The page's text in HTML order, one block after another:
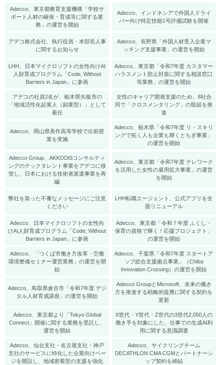
Adecco、東京都教育支援機構「学校サ
ポート人材の確保・育成等に関する業
務」の運営を開始
Adecco、インドネシアで外国人ドライ
バー向け特定技能1号評価試験を開催
アデコ株式会社、執行役員・本部長人事
に関するお知らせ
Adecco、長野県「外国人材受入企業マ
ッチング支援事業」の運営を開始
LHH、日本マイクロソフトの女性向けAI
人財育成プログラム「Code; Without
Barriers in Japan」に参画
Adecco、東京都「令和7年度 カスタマー
ハラスメント防止対策に関する相談窓口
等業務」の運営を開始
アデコの社員2名が、栃木県矢板市の
「地域活性化起業人（副業型）」として
着任
女性のキャリア開発支援のため、8社合
同で「クロスメンタリング」の取組を推
進
Adecco、岡山県美作高等学校で出前授
業を実施
Adecco、栃木県「令和7年度 リ・スキリ
ングで拓く人も企業も輝くとちぎ事業」
の運営を開始
Adecco Group、AKKODiSコンサルティ
ングのテックタレント事業をアデコに移
管し、日本における技術者派遣事業を再
編
Adecco、東京都「令和7年度 テレワーク
を活用した女性の雇用拡大事業」の運営
を開始
弊社を装った不審なメッセージにご注意
ください
LHH転職エージェント、公式アプリを全
面リニューアル
Adecco、日本マイクロソフトの女性向
けAI人財育成プログラム「Code; Without
Barriers in Japan」に参画
Adecco、東京都「令和７年度 ふくし・
保育の資格で輝く！応援プロジェクト」
の運営を開始
Adecco、「つくば市働き方改革・労働
環境整備セミナー運営業務」の運営を開
始
Adecco、千葉県「令和7年度 スタートア
ップ総合支援拠点事業」（Chiba
Innovation Crossing）の運営を開始
Adecco、鳥取県倉吉市「令和7年度 デジ
タル人材育成講座」の運営を開始
Adecco GroupとMicrosoft、未来の働き
方を推進する戦略的提携に関する契約を
更新
Adecco、東京都より「Tokyo Global
Connect」開催に関する業務を受託し、
運営を開始
X世代・Y世代・Z世代の3世代2,050人の
働き手を対象にした、仕事での生成AI利
用に関する意識調査
Adecco、仙台支社・名古屋支社・神戸
支社のサービスに特化した企業向けペー
ジを開設し、地域密着型の支援を強化
Adecco、サイクリングチーム
DECATHLON CMA CGMとパートナーシ
ップ契約を締結